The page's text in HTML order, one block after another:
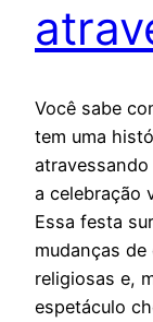
Você sabe
tem uma
a celebração
Essa festa
mudanças
religiosas e,
espetáculo